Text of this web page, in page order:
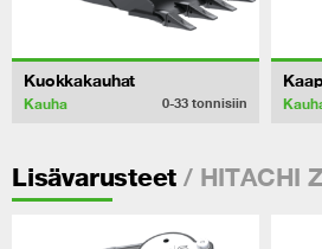
Kuokkakauhat
Kauha 0-33 tonnisiin
Lisävarusteet / HITACHI